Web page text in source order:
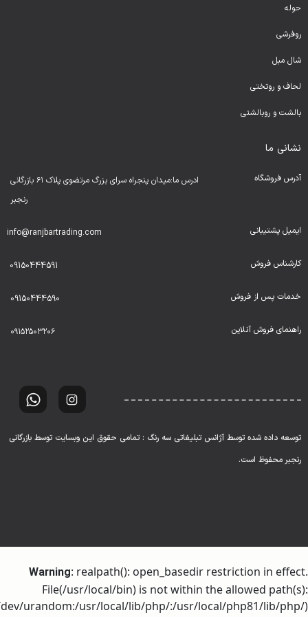
حوله
روفرشی
شال مبل
لحاف و روتختی
بالشت و روبالشتی
نشانی ما
آدرس فروشگاه
ادرس ما:میدان پنجراه سرای بزرگ مرتضوی پلاک ۶۱ بازرگانی
رنجبر
ایمیل پشتیبانی info@ranjbartrading.com
کارشناس فروش 09150444591
خدمات پس از فروش 09150444590
راهنمای فروش آنلاین ۰۹۱۵۲۵۰۳۲۰۶
توسعه داده شده توسط آژانس تبلیغاتی سه رنگ : تمامی حقوق این وبسایت توسط بازرگانی
رنجبر محفوظ است.
Warning: realpath(): open_basedir restriction in effect.
File(/usr/local/bin) is not within the allowed path(s):
urandom:/usr/local/lib/php/:/usr/local/php81/lib/php/)